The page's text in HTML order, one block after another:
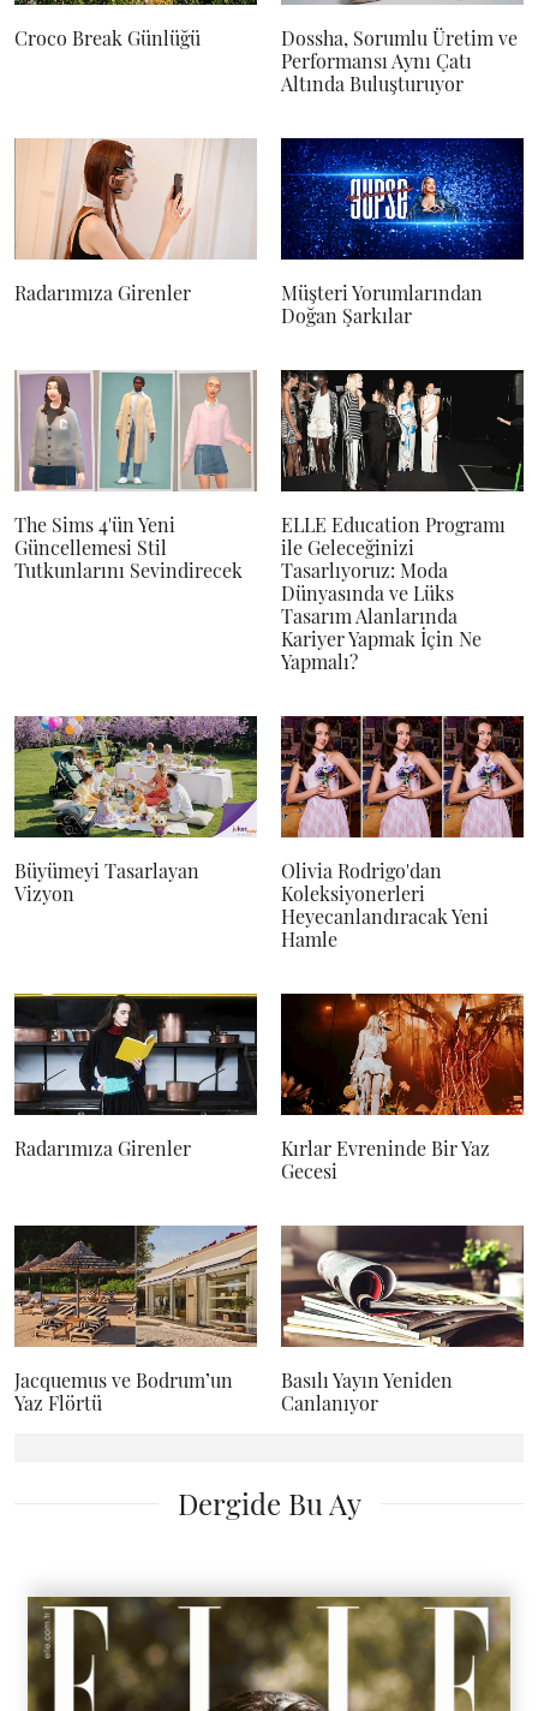
Croco Break Günlüğü
Dossha, Sorumlu Üretim ve
Performansı Aynı Çatı
Altında Buluşturuyor
Radarımıza Girenler
Müşteri Yorumlarından
Doğan Şarkılar
The Sims 4'ün Yeni
Güncellemesi Stil
Tutkunlarını Sevindirecek
ELLE Education Programı
ile Geleceğinizi
Tasarlıyoruz: Moda
Dünyasında ve Lüks
Tasarım Alanlarında
Kariyer Yapmak İçin Ne
Yapmalı?
Büyümeyi Tasarlayan
Vizyon
Olivia Rodrigo'dan
Koleksiyonerleri
Heyecanlandıracak Yeni
Hamle
Radarımıza Girenler
Kırlar Evreninde Bir Yaz
Gecesi
Jacquemus ve Bodrum’un
Yaz Flörtü
Basılı Yayın Yeniden
Canlanıyor
Dergide Bu Ay